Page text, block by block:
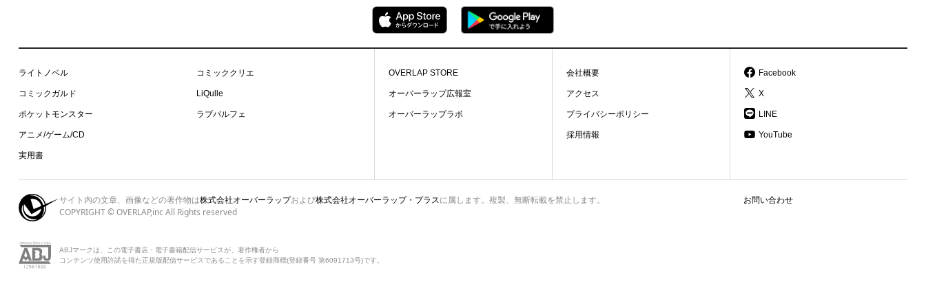
ライトノベル
コミックガルド
ポケットモンスター
アニメ/ゲーム/CD
実用書
コミッククリエ
LiQulle
ラブパルフェ
OVERLAP STORE
オーバーラップ広報室
オーバーラップラボ
会社概要
アクセス
プライバシーポリシー
採用情報
Facebook
X
LINE
YouTube
お問い合わせ
サイト内の文章、画像などの著作物は株式会社オーバーラップおよび株式会社オーバーラップ・プラス に属します。複製、無断転載を禁止します。
COPYRIGHT © OVERLAP,inc All Rights reserved
ABJマークは、この電子書店・電子書籍配信サービスが、著作権者から
コンテンツ使用許諾を得た正規版配信サービスであることを示す登録商標(登録番号 第6091713号)です。